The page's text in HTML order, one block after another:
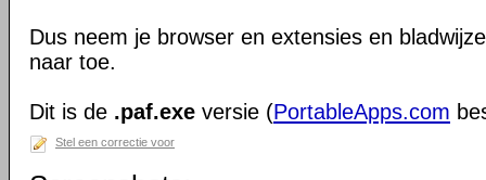
Dus neem je browser en extensies en
naar toe.
Dit is de .paf.exe versie (PortableApps.com
Stel een correctie voor